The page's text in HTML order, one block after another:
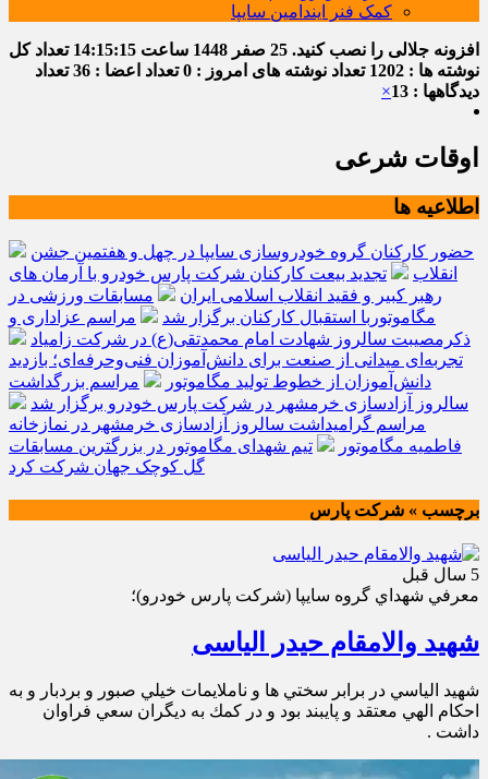
کمک فنر ایندامین سایپا
افزونه جلالی را نصب کنید. 25 صفر 1448 ساعت 14:15:16 تعداد کل
نوشته ها : 1202
تعداد نوشته های امروز : 0 تعداد اعضا : 36
تعداد
دیدگاهها : 13
×
اوقات شرعی
اطلاعیه ها
حضور کارکنان گروه خودروسازی سایپا در چهل و هفتمین جشن
انقلاب
تجدید بیعت کارکنان شرکت پارس خودرو با آرمان های
رهبر کبیر و فقید انقلاب اسلامی ایران
مسابقات ورزشی در
مگاموتوربا استقبال کارکنان برگزار شد
مراسم عزاداری و
ذکرمصیبت سالروز شهادت امام محمدتقی(ع) در شرکت زامیاد
تجربه‌ای میدانی از صنعت برای دانش‌آموزان فنی‌وحرفه‌ای؛ بازدید
دانش‌آموزان از خطوط تولید مگاموتور
مراسم بزرگداشت
سالروز آزادسازی خرمشهر در شرکت پارس خودرو برگزار شد
مراسم گرامیداشت سالروز آزادسازی خرمشهر در نمازخانه
فاطمیه مگاموتور
تیم شهدای مگاموتور در بزرگترین مسابقات
گل کوچک جهان شرکت کرد
برچسب » شركت پارس
5 سال قبل
معرفي شهداي گروه سايپا (شركت پارس خودرو)؛
شهید والامقام حیدر الیاسی
شهيد الياسي در برابر سختي ها و ناملايمات خيلي صبور و بردبار و به
احكام الهي معتقد و پايبند بود و در كمك به ديگران سعي فراوان
داشت .